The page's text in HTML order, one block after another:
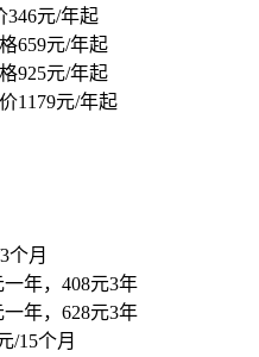
346元/年起
659元/年起
925元/年起
1179元/年起
个月
年，408元3年
年，628元3年
/15个月